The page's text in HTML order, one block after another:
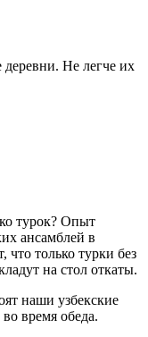
Не легче их
турок? Опыт
ансамблей в
только турки без
на стол откаты.
наши узбекские
время обеда.